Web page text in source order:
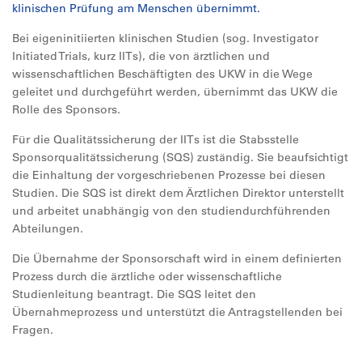
klinischen Prüfung am Menschen übernimmt.
Bei eigeninitiierten klinischen Studien (sog. Investigator
Initiated Trials, kurz IITs), die von ärztlichen und
wissenschaftlichen Beschäftigten des UKW in die Wege
geleitet und durchgeführt werden, übernimmt das UKW die
Rolle des Sponsors.
Für die Qualitätssicherung der IITs ist die Stabsstelle
Sponsorqualitätssicherung (SQS) zuständig. Sie beaufsichtigt
die Einhaltung der vorgeschriebenen Prozesse bei diesen
Studien. Die SQS ist direkt dem Ärztlichen Direktor unterstellt
und arbeitet unabhängig von den studiendurchführenden
Abteilungen.
Die Übernahme der Sponsorschaft wird in einem definierten
Prozess durch die ärztliche oder wissenschaftliche
Studienleitung beantragt. Die SQS leitet den
Übernahmeprozess und unterstützt die Antragstellenden bei
Fragen.